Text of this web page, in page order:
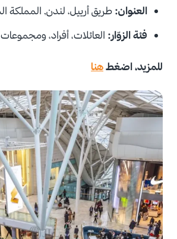
العنوان: طريق أرييل، لندن, المملكة
فئة الزوّار: العائلات، أفراد،
للمزيد، اضغطهنا